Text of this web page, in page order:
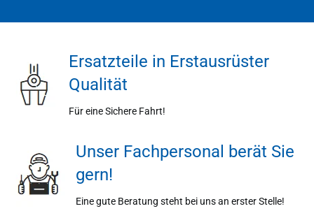
Ersatzteile in Erstausrüster
Qualität
Für eine Sichere Fahrt!
Unser Fachpersonal berät Sie
gern!
Eine gute Beratung steht bei uns an erster Stelle!